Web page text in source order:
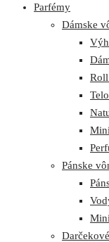
Parfémy
Dámske
Pánske